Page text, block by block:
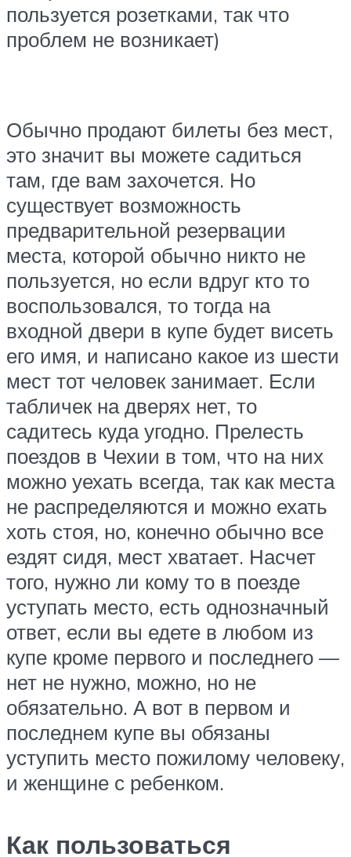
пользуется розетками, так что
проблем не возникает)
Обычно продают билеты без мест,
это значит вы можете садиться
там, где вам захочется. Но
существует возможность
предварительной резервации
места, которой обычно никто не
пользуется, но если вдруг кто то
воспользовался, то тогда на
входной двери в купе будет висеть
его имя, и написано какое из шести
мест тот человек занимает. Если
табличек на дверях нет, то
садитесь куда угодно. Прелесть
поездов в Чехии в том, что на них
можно уехать всегда, так как места
не распределяются и можно ехать
хоть стоя, но, конечно обычно все
ездят сидя, мест хватает. Насчет
того, нужно ли кому то в поезде
уступать место, есть однозначный
ответ, если вы едете в любом из
купе кроме первого и последнего —
нет не нужно, можно, но не
обязательно. А вот в первом и
последнем купе вы обязаны
уступить место пожилому человеку,
и женщине с ребенком.
Как пользоваться